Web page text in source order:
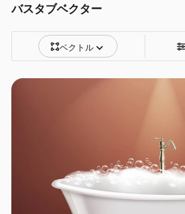
バスタブベクター
ベクトル